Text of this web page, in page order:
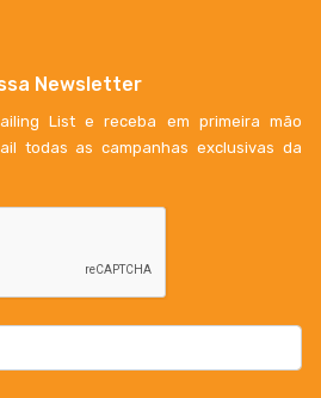
Newsletter
List e receba em primeira mão
todas as campanhas exclusivas da